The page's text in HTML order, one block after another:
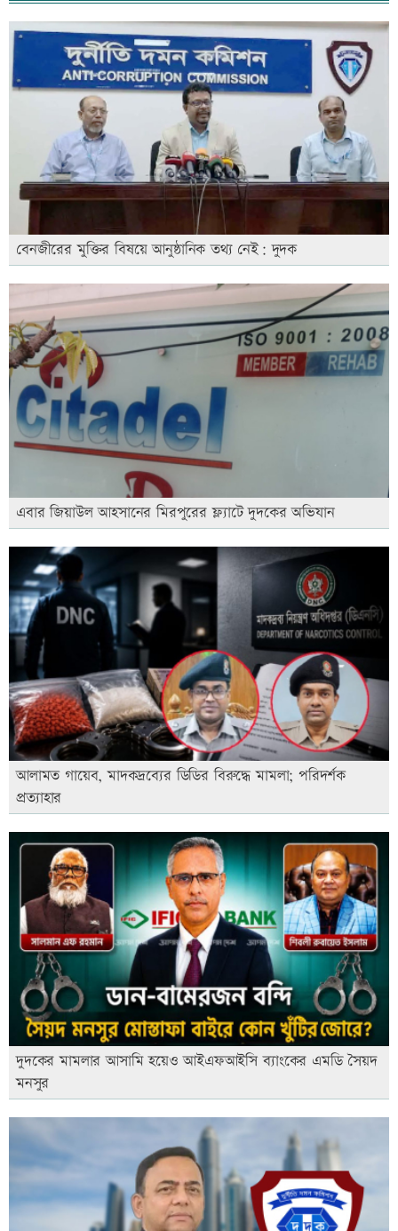
বেনজীরের মুক্তির বিষয়ে আনুষ্ঠানিক তথ্য নেই: দুদক
এবার জিয়াউল আহসানের মিরপুরের ফ্ল্যাটে দুদকের অভিযান
আলামত গায়েব, মাদকদ্রব্যের ডিডির বিরুদ্ধে মামলা; পরিদর্শক
প্রত্যাহার
দুদকের মামলার আসামি হয়েও আইএফআইসি ব্যাংকের এমডি সৈয়দ
মনসুর